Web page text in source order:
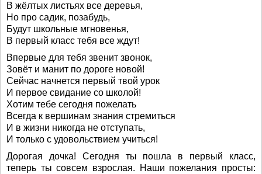
В жёлтых листьях все деревья,
Но про садик, позабудь,
Будут школьные мгновенья,
В первый класс тебя все ждут!
Впервые для тебя звенит звонок,
Зовёт и манит по дороге новой!
Сейчас начнется первый твой урок
И первое свидание со школой!
Хотим тебе сегодня пожелать
Всегда к вершинам знания стремиться
И в жизни никогда не отступать,
И только с удовольствием учиться!
Дорогая дочка! Сегодня ты пошла в первый класс,
теперь ты совсем взрослая. Наши пожелания просты: